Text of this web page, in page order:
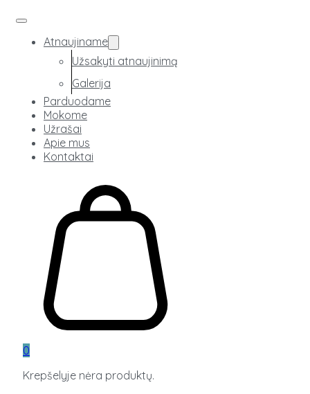
Atnaujiname
Užsakyti atnaujinimą
Galerija
Parduodame
Mokome
Užrašai
Apie mus
Kontaktai
0
Krepšelyje nėra produktų.